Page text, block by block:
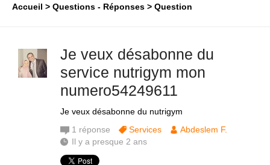
Accueil Questions - Réponses Question
Je veux désabonne du
service nutrigym mon
numero54249611
Je veux désabonne du nutrigym
1 réponse Services
Abdeslem F.
Il y a presque 2 ans